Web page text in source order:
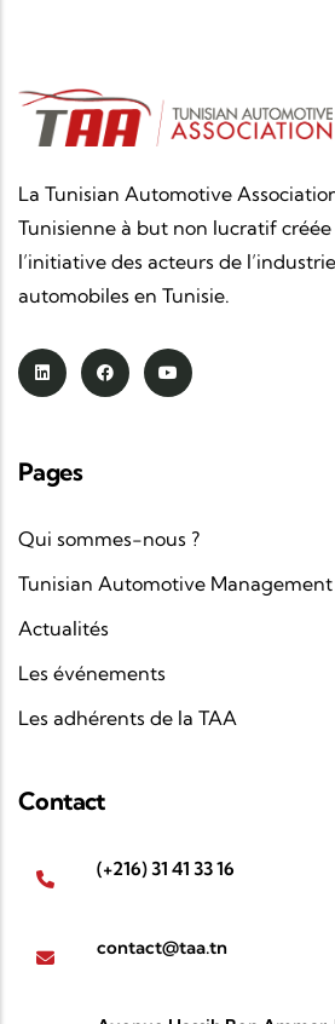
La Tunisian Automotive
Tunisienne à but non lucratif créée
l’initiative des acteurs de
automobiles en Tunisie.
Pages
Qui sommes-nous ?
Tunisian Automotive
Actualités
Les événements
Les adhérents de la TAA
Contact
(+216) 31 41 33 16
contact@taa.tn